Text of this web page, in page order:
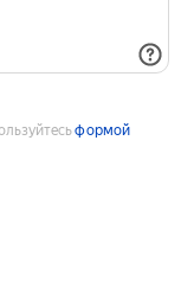
формой